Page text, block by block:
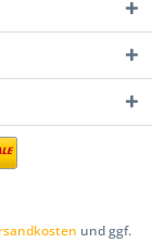
und ggf.